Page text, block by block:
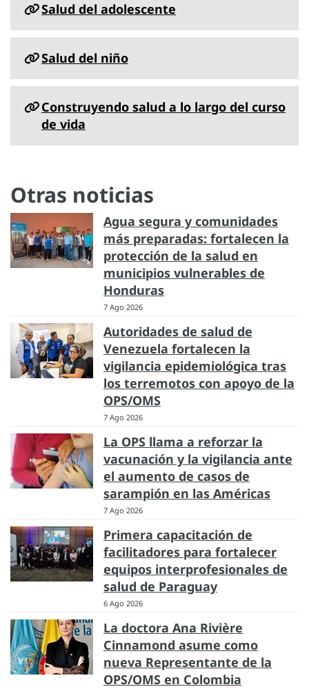
Salud del adolescente
Salud del niño
Construyendo salud a lo largo del curso
de vida
Otras noticias
Agua segura y comunidades
más preparadas: fortalecen la
protección de la salud en
municipios vulnerables de
Honduras
7 Ago 2026
Autoridades de salud de
Venezuela fortalecen la
vigilancia epidemiológica tras
los terremotos con apoyo de la
OPS/OMS
7 Ago 2026
La OPS llama a reforzar la
vacunación y la vigilancia ante
el aumento de casos de
sarampión en las Américas
7 Ago 2026
Primera capacitación de
facilitadores para fortalecer
equipos interprofesionales de
salud de Paraguay
6 Ago 2026
La doctora Ana Rivière
Cinnamond asume como
nueva Representante de la
OPS/OMS en Colombia